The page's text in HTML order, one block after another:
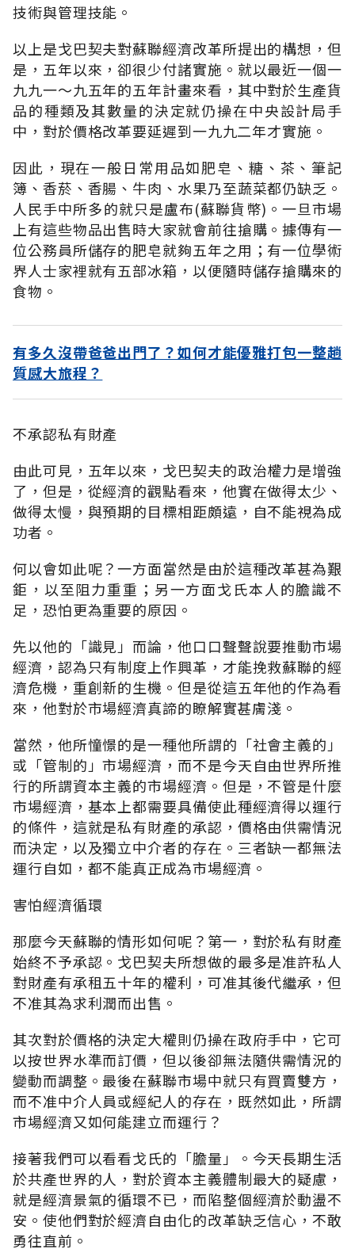
技術與管理技能。
以上是戈巴契夫對蘇聯經濟改革所提出的構想，但
是，五年以來，卻很少付諸實施。就以最近一個一
九九一～九五年的五年計畫來看，其中對於生產貨
品的種類及其數量的決定就仍操在中央設計局手
中，對於價格改革要延遲到一九九二年才實施。
因此，現在一般日常用品如肥皂、糖、茶、筆記
簿、香菸、香腸、牛肉、水果乃至蔬菜都仍缺乏。
人民手中所多的就只是盧布(蘇聯貨幣)。一旦市場
上有這些物品出售時大家就會前往搶購。據傳有一
位公務員所儲存的肥皂就夠五年之用；有一位學術
界人士家裡就有五部冰箱，以便隨時儲存搶購來的
食物。
有多久沒帶爸爸出門了？如何才能優雅打包一整趟
質感大旅程？
不承認私有財產
由此可見，五年以來，戈巴契夫的政治權力是增強
了，但是，從經濟的觀點看來，他實在做得太少、
做得太慢，與預期的目標相距頗遠，自不能視為成
功者。
何以會如此呢？一方面當然是由於這種改革甚為艱
鉅，以至阻力重重；另一方面戈氏本人的膽識不
足，恐怕更為重要的原因。
先以他的「識見」而論，他口口聲聲說要推動市場
經濟，認為只有制度上作興革，才能挽救蘇聯的經
濟危機，重創新的生機。但是從這五年他的作為看
來，他對於市場經濟真諦的瞭解實甚膚淺。
當然，他所憧憬的是一種他所謂的「社會主義的」
或「管制的」市場經濟，而不是今天自由世界所推
行的所謂資本主義的市場經濟。但是，不管是什麼
市場經濟，基本上都需要具備使此種經濟得以運行
的條件，這就是私有財產的承認，價格由供需情況
而決定，以及獨立中介者的存在。三者缺一都無法
運行自如，都不能真正成為市場經濟。
害怕經濟循環
那麼今天蘇聯的情形如何呢？第一，對於私有財產
始終不予承認。戈巴契夫所想做的最多是准許私人
對財產有承租五十年的權利，可准其後代繼承，但
不准其為求利潤而出售。
其次對於價格的決定大權則仍操在政府手中，它可
以按世界水準而訂價，但以後卻無法隨供需情況的
變動而調整。最後在蘇聯市場中就只有買賣雙方，
而不准中介人員或經紀人的存在，既然如此，所謂
市場經濟又如何能建立而運行？
接著我們可以看看戈氏的「膽量」。今天長期生活
於共產世界的人，對於資本主義體制最大的疑慮，
就是經濟景氣的循環不已，而陷整個經濟於動盪不
安。使他們對於經濟自由化的改革缺乏信心，不敢
勇往直前。